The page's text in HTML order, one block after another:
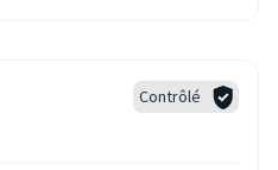
Contrôlé